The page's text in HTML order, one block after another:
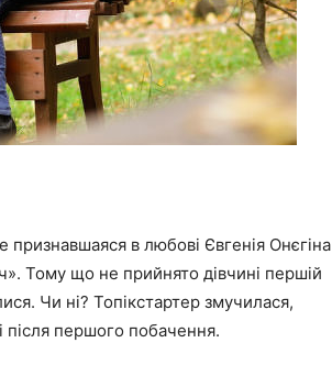
в любові Євгенія Онєгіна
Тому що не прийнято дівчині першій
Чи ні? Топікстартер змучилася,
після першого побачення.